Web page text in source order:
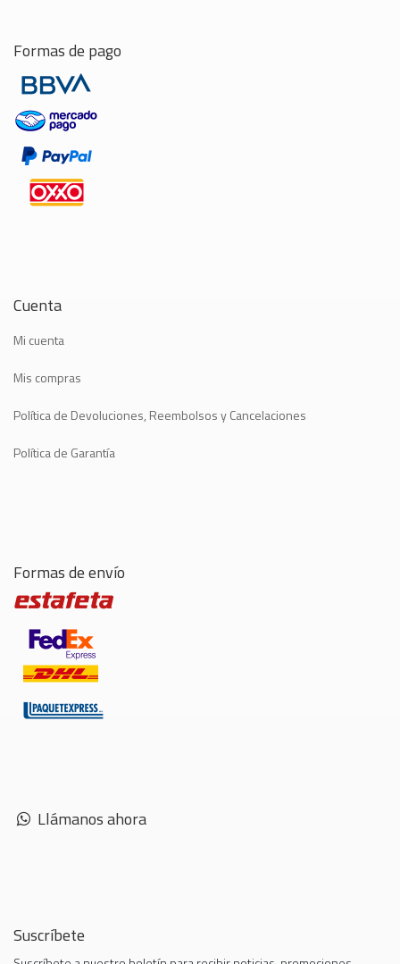
Formas de pago
Cuenta
Mi cuenta
Mis compras
Política de Devoluciones, Reembolsos y Cancelaciones
Política de Garantía
Formas de envío
Llámanos ahora
Suscríbete